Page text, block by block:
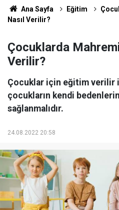
Ana Sayfa Eğitim
Nasıl Verilir?
Çocuklarda
Verilir?
Çocuklar için eğitim verilir
çocukların kendi
sağlanmalıdır.
24.08.2022 20:58